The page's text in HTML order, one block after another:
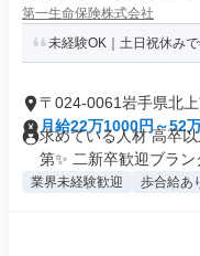
第一生命保険株式会社
未経験OK｜土日祝休み
〒024-0061岩手県北
月給22万1000円～52
求めている人材 高卒
第✨ 二新卒歓迎ブラン
業界未経験歓迎 歩合給あ